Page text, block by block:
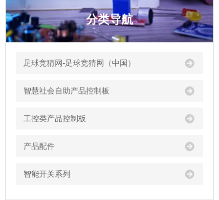
分类导航
足球竞猜网-足球竞猜网（中国）
智慧社会自助产品控制板
工控类产品控制板
产品配件
智能开关系列